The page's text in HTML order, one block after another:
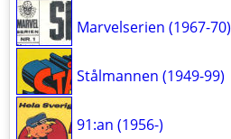
Marvelserien (1967-70)
Stålmannen (1949-99)
91:an (1956-)